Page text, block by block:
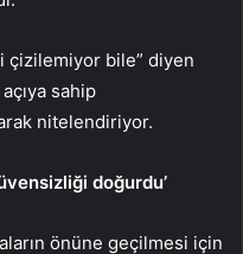
çizilemiyor bile” diyen
sahip
nitelendiriyor.
doğurdu’
önüne geçilmesi için